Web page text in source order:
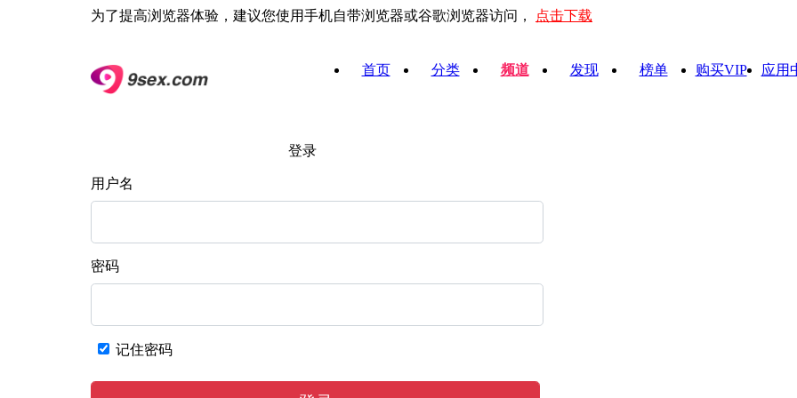
为了提高浏览器体验，建议您使用手机自带浏览器或谷歌浏览器访问， 点击下载
首页 分类 频道 发现 榜单 购买VIP 应用
登录
用户名
密码
记住密码